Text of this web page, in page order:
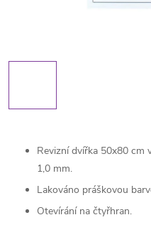
Revizní dvířka 50x80 cm
1,0 mm.
Lakováno práškovou
Otevírání na čtyřhran.